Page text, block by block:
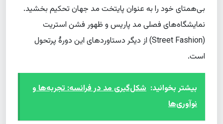
بی‌همتای خود را به عنوان پایتخت مد جهان تحکیم بخشید.
نمایشگاه‌های فصلی مد پاریس و ظهور فشن استریت
(Street Fashion) از دیگر دستاوردهای این دورۀ پرتحول
است.
بیشتر بخوانید: شکل‌گیری مد در فرانسه: تجربه‌ها و
نوآوری‌ها